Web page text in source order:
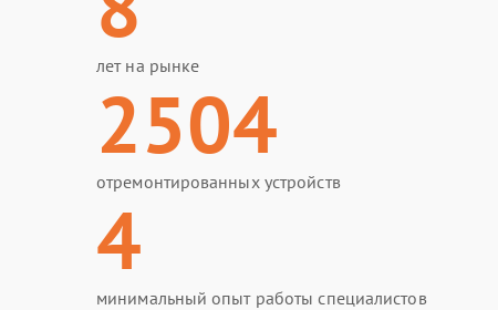
лет на рынке
2504
отремонтированных устройств
4
минимальный опыт работы специалистов